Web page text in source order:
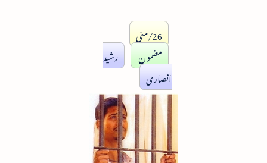
26/مئی
مضمون
رشید
انصاری